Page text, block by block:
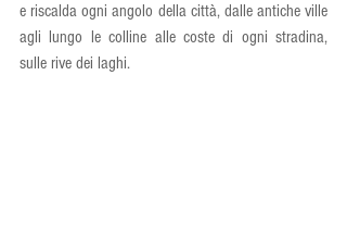
e riscalda ogni angolo della città, dalle antiche ville
agli lungo le colline alle coste di ogni stradina,
sulle rive dei laghi.